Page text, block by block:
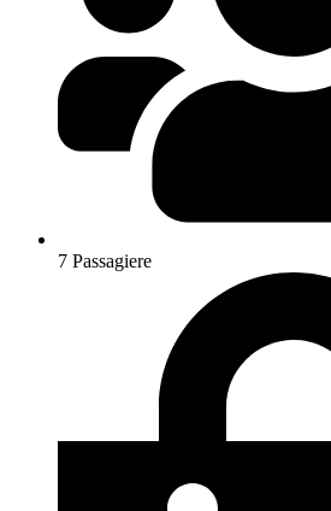
7 Passagiere